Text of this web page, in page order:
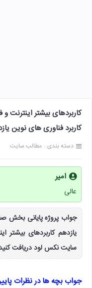
کاربرد فناوری های نوین
دسته بندی : مطالب سایت
امیر
عالی
یازدهم کاربردهای بیشتر
سایت نکس لود دریافت
جواب بچه ها در نظرات